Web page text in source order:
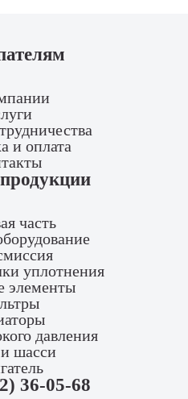
и оплата
часть
уплотнения
элементы
давления
шасси
36-05-68